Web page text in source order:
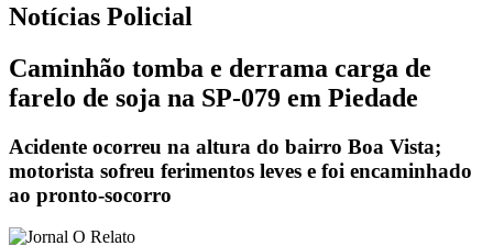
Notícias Policial
Caminhão tomba e derrama carga de
farelo de soja na SP-079 em Piedade
Acidente ocorreu na altura do bairro Boa Vista;
motorista sofreu ferimentos leves e foi encaminhado
ao pronto-socorro